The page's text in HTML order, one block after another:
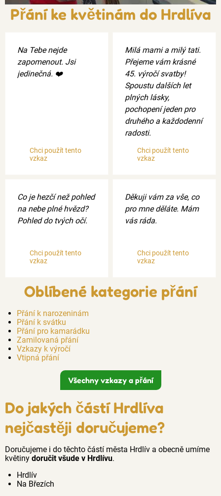
Přání ke květinám do Hrdlíva
Na Tebe nejde
zapomenout. Jsi
jedinečná. ❤️
Chci použít tento
vzkaz
Milá mami a milý tati.
Přejeme vám krásné
45. výročí svatby!
Spoustu dalších let
plných lásky,
pochopení jeden pro
druhého a každodenní
radosti.
Chci použít tento
vzkaz
Co je hezčí než pohled
na nebe plné hvězd?
Pohled do tvých očí.
Chci použít tento
vzkaz
Děkuji vám za vše, co
pro mne děláte. Mám
vás ráda.
Chci použít tento
vzkaz
Oblíbené kategorie přání
Přání k narozeninám
Přání k svátku
Přání pro kamarádku
Zamilovaná přání
Vzkazy k výročí
Vtipná přání
Všechny vzkazy a přání
Do jakých částí Hrdlíva
nejčastěji doručujeme?
Doručujeme i do těchto částí města Hrdlív a obecně umíme
květiny doručit všude v Hrdlívu.
Hrdlív
Na Březích